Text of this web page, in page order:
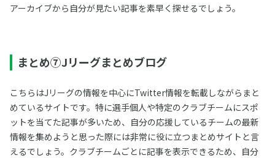
アーカイブから自分が見たい記事を素早く探せるでしょう。
まとめ⑦Jリーグまとめブログ
こちらはJリーグの情報を中心にTwitter情報を転載しながらまと
めているサイトです。特に選手個人や特定のクラブチームにスポ
ットを当てた記事が多いため、自分の応援しているチームの最新
情報を集めようと思った際には非常に役に立つまとめサイトと言
えるでしょう。クラブチームごとに記事を表示できるため、自分